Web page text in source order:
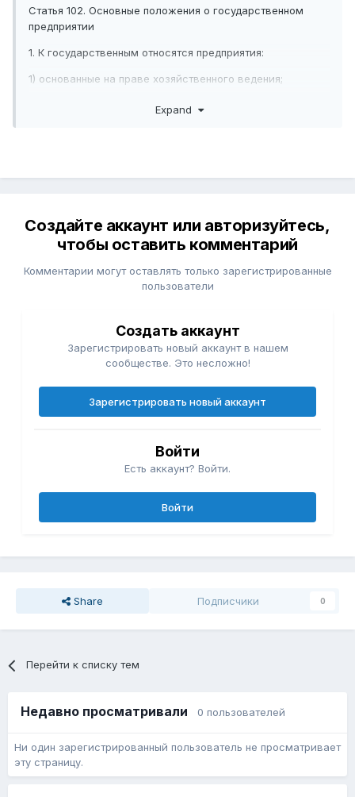
Статья 102. Основные положения о государственном
предприятии
1. К государственным относятся предприятия:
1) основанные на праве хозяйственного ведения;
2) основанные на праве оперативного управления
Expand
Создайте аккаунт или авторизуйтесь,
чтобы оставить комментарий
Комментарии могут оставлять только зарегистрированные
пользователи
Создать аккаунт
Зарегистрировать новый аккаунт в нашем
сообществе. Это несложно!
Зарегистрировать новый аккаунт
Войти
Есть аккаунт? Войти.
Войти
Share Подписчики 0
Перейти к списку тем
Недавно просматривали 0 пользователей
Ни один зарегистрированный пользователь не просматривает
эту страницу.